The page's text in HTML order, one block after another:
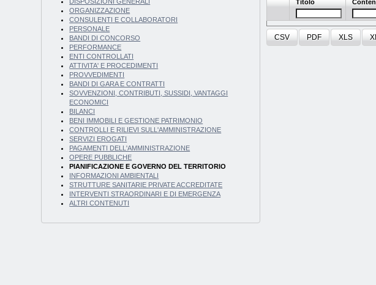
ORGANIZZAZIONE
CONSULENTI E COLLABORATORI
PERSONALE
BANDI DI CONCORSO
PERFORMANCE
ENTI CONTROLLATI
ATTIVITA' E PROCEDIMENTI
PROVVEDIMENTI
BANDI DI GARA E CONTRATTI
SOVVENZIONI, CONTRIBUTI, SUSSIDI, VANTAGGI
ECONOMICI
BILANCI
BENI IMMOBILI E GESTIONE PATRIMONIO
CONTROLLI E RILIEVI SULL'AMMINISTRAZIONE
SERVIZI EROGATI
PAGAMENTI DELL'AMMINISTRAZIONE
OPERE PUBBLICHE
PIANIFICAZIONE E GOVERNO DEL TERRITORIO
INFORMAZIONI AMBIENTALI
STRUTTURE SANITARIE PRIVATE ACCREDITATE
INTERVENTI STRAORDINARI E DI EMERGENZA
ALTRI CONTENUTI
Titolo
CSV PDF XLS